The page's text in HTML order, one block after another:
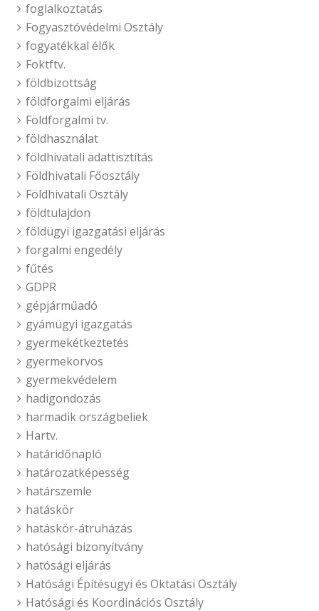
foglalkoztatás
Fogyasztóvédelmi Osztály
fogyatékkal élők
Foktftv.
földbizottság
földforgalmi eljárás
Földforgalmi tv.
földhasználat
földhivatali adattisztítás
Földhivatali Főosztály
Földhivatali Osztály
földtulajdon
földügyi igazgatási eljárás
forgalmi engedély
fűtés
GDPR
gépjárműadó
gyámügyi igazgatás
gyermekétkeztetés
gyermekorvos
gyermekvédelem
hadigondozás
harmadik országbeliek
Hartv.
határidőnapló
határozatképesség
határszemle
hatáskör
hatáskör-átruházás
hatósági bizonyítvány
hatósági eljárás
Hatósági Építésügyi és Oktatási Osztály
Hatósági és Koordinációs Osztály